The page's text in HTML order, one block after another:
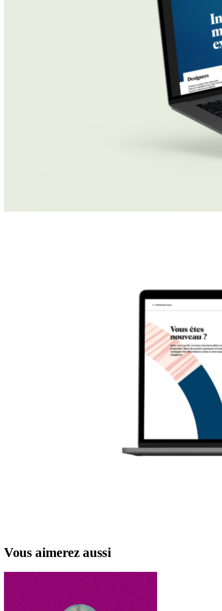
Vous aimerez aussi